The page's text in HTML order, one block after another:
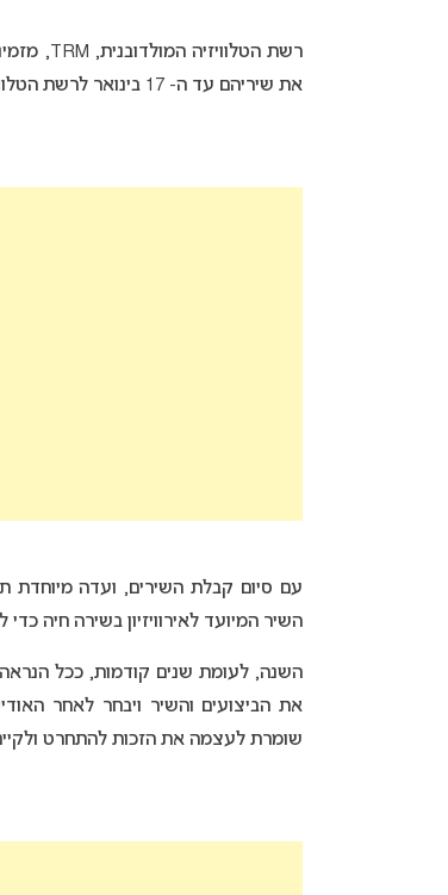
את שיריהם עד ה- 17 בינואר לרשת הטלוויזיה.
עם סיום קבלת השירים, ועדה מיוחדת
השיר המיועד לאירוויזיון בשירה חיה
השנה, לעומת שנים קודמות, ככל הנראה
שומרת לעצמה את הזכות להתחרט ולקיים